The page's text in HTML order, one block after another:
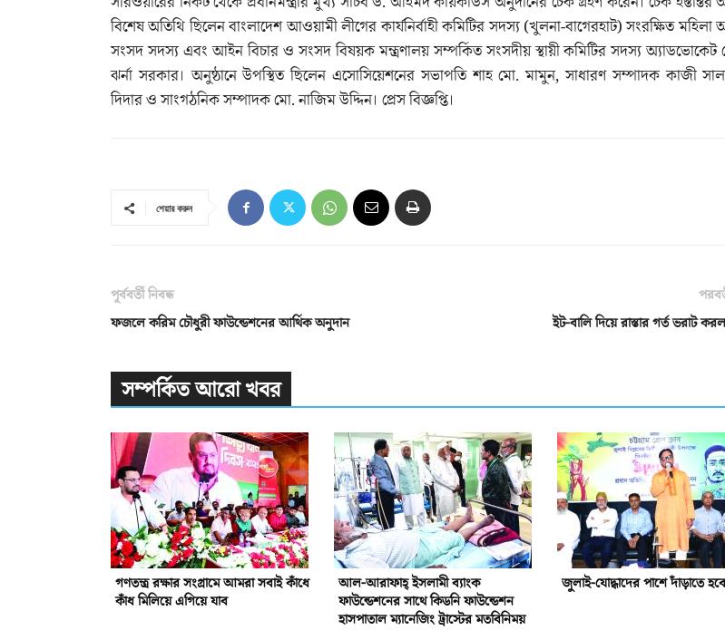
বিশেষ অতিথি ছিলেন বাংলাদেশ আওয়ামী লীগের কার্যনির্বাহী কমিটির সদস্য (খুলনা-বাগেরহাট) সংরক্ষিত
সংসদ সদস্য এবং আইন বিচার ও সংসদ বিষয়ক মন্ত্রণালয় সম্পর্কিত সংসদীয় স্থায়ী কমিটির সদস্য অ্যাডভোকেট
ঝর্না সরকার। অনুষ্ঠানে উপস্থিত ছিলেন এসোসিয়েশনের সভাপতি শাহ মো. মামুন, সাধারণ সম্পাদক কাজী
দিদার ও সাংগঠনিক সম্পাদক মো. নাজিম উদ্দিন। প্রেস বিজ্ঞপ্তি।
শেয়ার করুন
পূর্ববর্তী নিবন্ধ
ফজলে করিম চৌধুরী ফাউন্ডেশনের আর্থিক অনুদান
ইট-বালি দিয়ে রাস্তার গর্ত ভরাট
সম্পর্কিত আরো খবর
গণতন্ত্র রক্ষার সংগ্রামে আমরা সবাই কাঁধে
কাঁধ মিলিয়ে এগিয়ে যাব
আল-আরাফাহ্‌ ইসলামী ব্যাংক
ফাউন্ডেশনের সাথে কিডনি ফাউন্ডেশন
হাসপাতাল ম্যানেজিং ট্রাস্টের মতবিনিময়
জুলাই-যোদ্ধাদের পাশে দাঁড়াতে